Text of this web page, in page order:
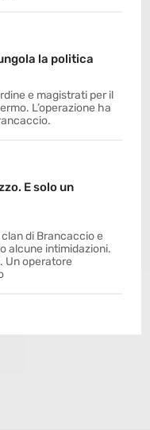
la politica
e magistrati per il
L’operazione ha
E solo un
di Brancaccio e
alcune intimidazioni.
Un operatore